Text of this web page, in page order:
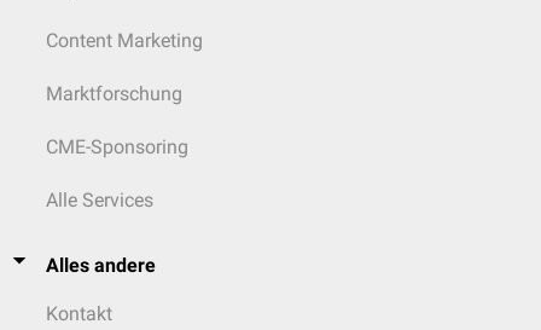
Content Marketing
Marktforschung
CME-Sponsoring
Alle Services
Alles andere
Kontakt